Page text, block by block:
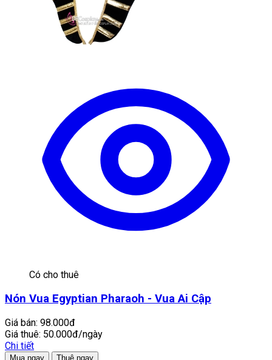
Có cho thuê
Nón Vua Egyptian Pharaoh - Vua Ai Cập
Giá bán: 98.000đ
Giá thuê: 50.000đ/ngày
Chi tiết
Mua ngay Thuê ngay